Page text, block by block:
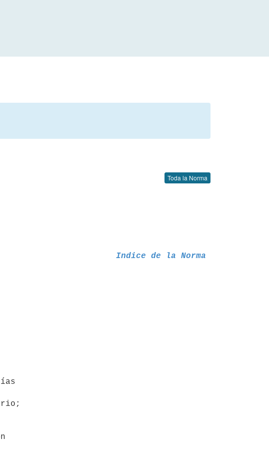
Toda la Norma
Indice de la Norma